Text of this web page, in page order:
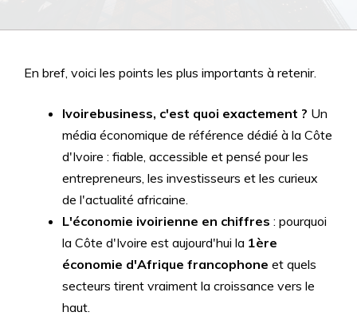
En bref, voici les points les plus importants à retenir.
Ivoirebusiness, c'est quoi exactement ? Un
média économique de référence dédié à la Côte
d'Ivoire : fiable, accessible et pensé pour les
entrepreneurs, les investisseurs et les curieux
de l'actualité africaine.
L'économie ivoirienne en chiffres : pourquoi
la Côte d'Ivoire est aujourd'hui la 1ère
économie d'Afrique francophone et quels
secteurs tirent vraiment la croissance vers le
haut.